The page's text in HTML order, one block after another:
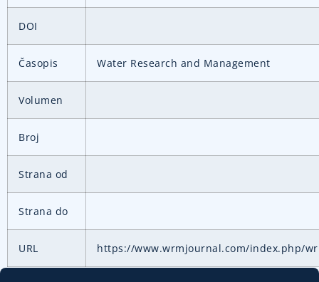
DOI
Časopis Water Research and Management
Volumen
Broj
Strana od
Strana do
URL https://www.wrmjournal.com/index.php/